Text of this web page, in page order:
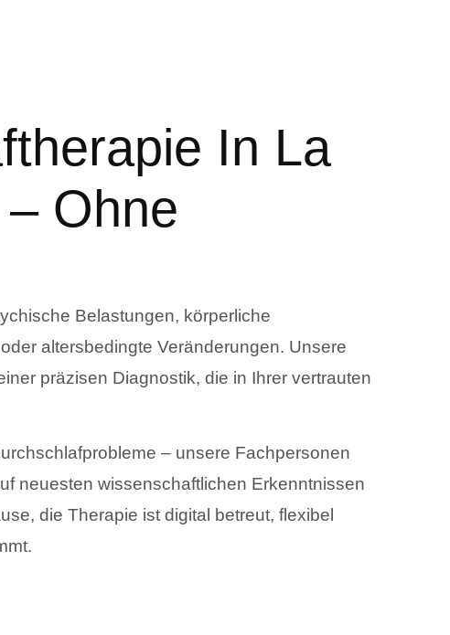
In La
Ohne
Belastungen, körperliche
altersbedingte Veränderungen. Unsere
präzisen Diagnostik, die in Ihrer vertrauten
– unsere Fachpersonen
neuesten wissenschaftlichen Erkenntnissen
die Therapie ist digital betreut, flexibel